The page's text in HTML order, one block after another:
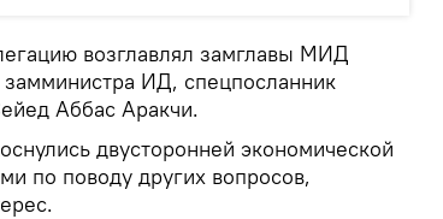
возглавлял замглавы МИД
ИД, спецпосланник
Аббас Аракчи.
двусторонней экономической
по поводу других вопросов,